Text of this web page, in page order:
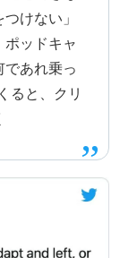
けない」
ッドキャ
あれ乗っ
ると、クリ